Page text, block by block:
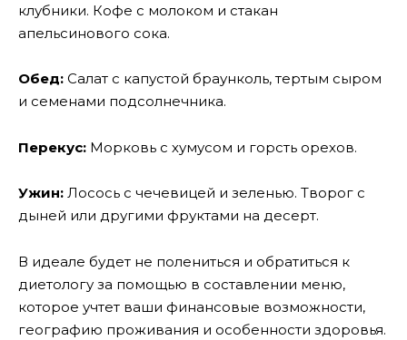
клубники. Кофе с молоком и стакан
апельсинового сока.
Обед: Салат с капустой браунколь, тертым сыром
и семенами подсолнечника.
Перекус: Морковь с хумусом и горсть орехов.
Ужин: Лосось с чечевицей и зеленью. Творог с
дыней или другими фруктами на десерт.
В идеале будет не полениться и обратиться к
диетологу за помощью в составлении меню,
которое учтет ваши финансовые возможности,
географию проживания и особенности здоровья.